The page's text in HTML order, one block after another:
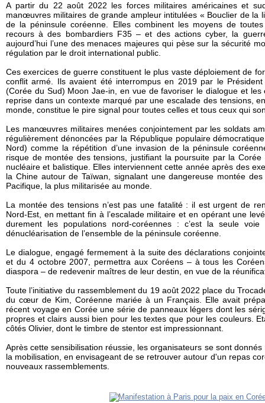
A partir du 22 août 2022 les forces militaires américaines et
manœuvres militaires de grande ampleur intitulées « Bouclier de la
de la péninsule coréenne. Elles combinent les moyens de
recours à des bombardiers F35 – et des actions cyber, la
aujourd’hui l’une des menaces majeures qui pèse sur la sécurité
régulation par le droit international public.
Ces exercices de guerre constituent le plus vaste déploiement de
conflit armé. Ils avaient été interrompus en 2019 par le
(Corée du Sud) Moon Jae-in, en vue de favoriser le dialogue et les
reprise dans un contexte marqué par une escalade des tensions,
monde, constitue le pire signal pour toutes celles et tous ceux qui
Les manœuvres militaires menées conjointement par les soldats
régulièrement dénoncées par la République populaire
Nord) comme la répétition d’une invasion de la péninsule
risque de montée des tensions, justifiant la poursuite par la
nucléaire et balistique. Elles interviennent cette année après des
la Chine autour de Taïwan, signalant une dangereuse montée
Pacifique, la plus militarisée au monde.
La montée des tensions n’est pas une fatalité : il est urgent de
Nord-Est, en mettant fin à l’escalade militaire et en opérant une
durement les populations nord-coréennes : c’est la seule
dénucléarisation de l’ensemble de la péninsule coréenne.
Le dialogue, engagé fermement à la suite des déclarations
et du 4 octobre 2007, permettra aux Coréens – à tous les
diaspora – de redevenir maîtres de leur destin, en vue de la
Toute l’initiative du rassemblement du 19 août 2022 place du
du cœur de Kim, Coréenne mariée à un Français. Elle avait
récent voyage en Corée une série de panneaux légers dont les
propres et clairs aussi bien pour les textes que pour les couleurs.
côtés Olivier, dont le timbre de stentor est impressionnant.
Après cette sensibilisation réussie, les organisateurs se sont
la mobilisation, en envisageant de se retrouver autour d'un repas
nouveaux rassemblements.